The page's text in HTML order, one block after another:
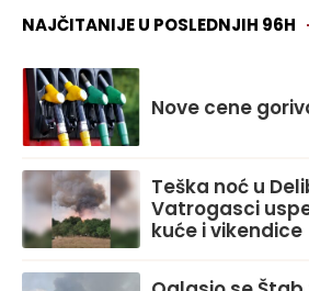
NAJČITANIJE U POSLEDNJIH 96H
Nove cene
Teška noć u
Vatrogasci
kuće i vikendice